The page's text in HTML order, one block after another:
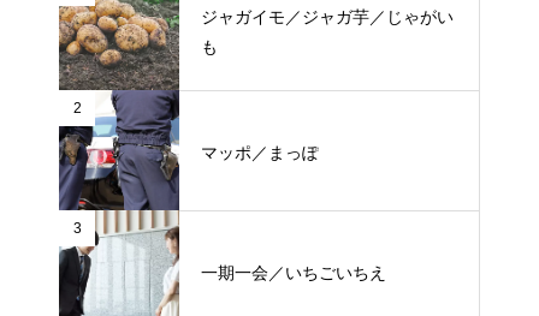
ジャガイモ／ジャガ芋／じゃがい
も
2
マッポ／まっぽ
3
一期一会／いちごいちえ